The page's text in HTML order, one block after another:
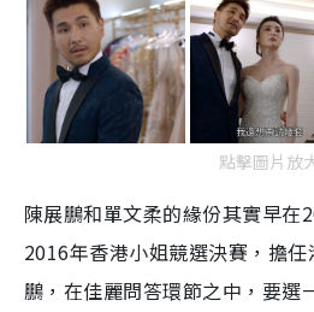
點擊圖片放
陳展鵬和單文柔的緣份其實早在
2016年香港小姐競選決賽，擔
鵬，在佳麗問答環節之中，要選